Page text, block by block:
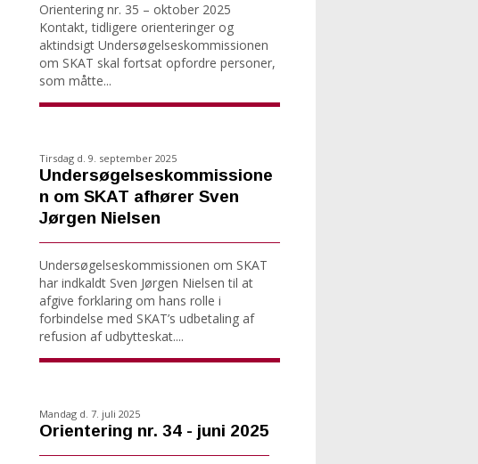
Orientering nr. 35 – oktober 2025
Kontakt, tidligere orienteringer og
aktindsigt Undersøgelseskommissionen
om SKAT skal fortsat opfordre personer,
som måtte...
Tirsdag d. 9. september 2025
Undersøgelseskommissione
n om SKAT afhører Sven
Jørgen Nielsen
Undersøgelseskommissionen om SKAT
har indkaldt Sven Jørgen Nielsen til at
afgive forklaring om hans rolle i
forbindelse med SKAT’s udbetaling af
refusion af udbytteskat....
Mandag d. 7. juli 2025
Orientering nr. 34 - juni 2025